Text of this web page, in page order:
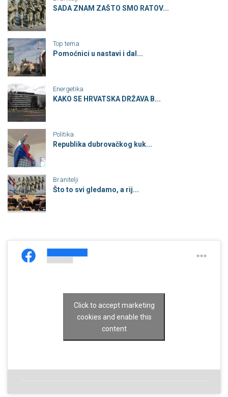
SADA ZNAM ZAŠTO SMO RATOV...
Top tema
Pomoćnici u nastavi i dal...
Energetika
KAKO SE HRVATSKA DRŽAVA B...
Politika
Republika dubrovačkog kuk...
Branitelji
Što to svi gledamo, a rij...
Click to accept marketing
cookies and enable this
content